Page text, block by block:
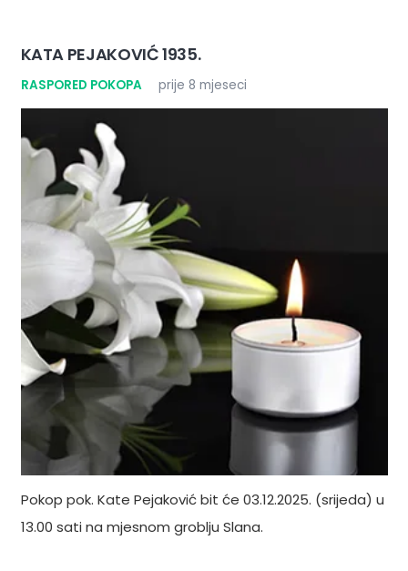
KATA PEJAKOVIĆ 1935.
RASPORED POKOPA prije 8 mjeseci
Pokop pok. Kate Pejaković bit će 03.12.2025. (srijeda) u
13.00 sati na mjesnom groblju Slana.